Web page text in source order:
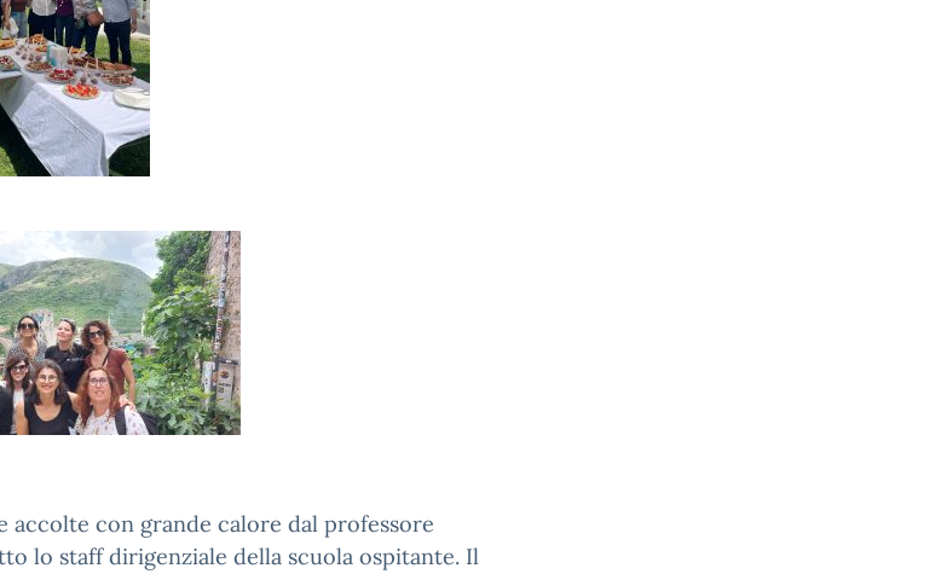
accolte con grande calore dal professore
lo staff dirigenziale della scuola ospitante. Il